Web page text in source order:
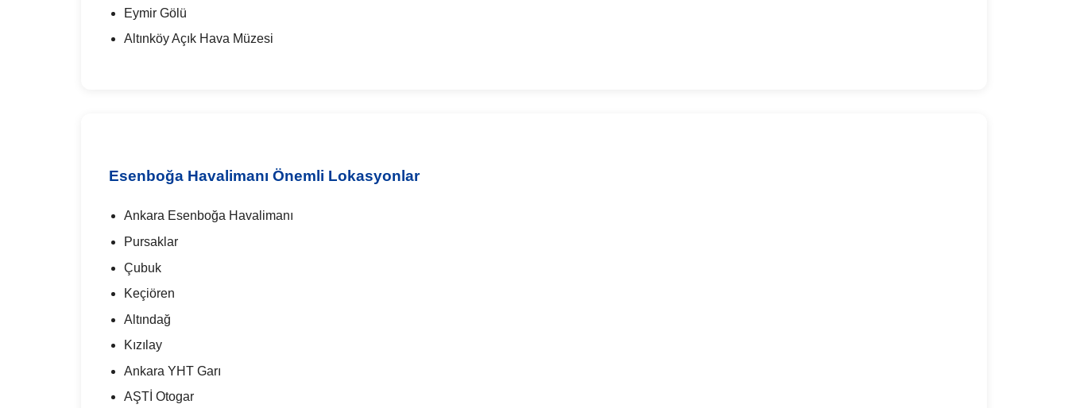
Eymir Gölü
Altınköy Açık Hava Müzesi
Esenboğa Havalimanı Önemli Lokasyonlar
Ankara Esenboğa Havalimanı
Pursaklar
Çubuk
Keçiören
Altındağ
Kızılay
Ankara YHT Garı
AŞTİ Otogar